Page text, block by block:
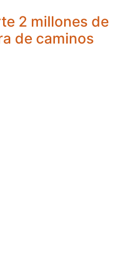
2 millones de
de caminos